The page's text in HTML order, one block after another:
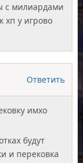
с милиардами
хп у игрово
Ответить
имхо
будут
и перековка